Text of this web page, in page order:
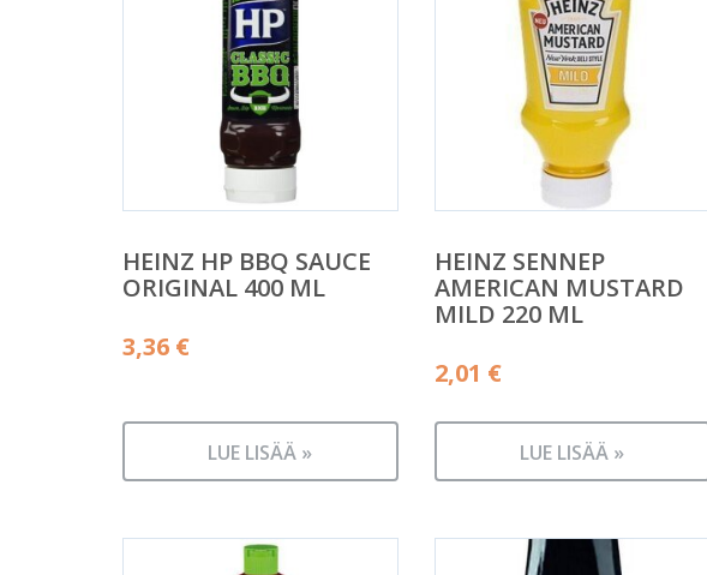
HEINZ HP BBQ SAUCE
ORIGINAL 400 ML
3,36 €
LUE LISÄÄ »
HEINZ SENNEP
AMERICAN MUSTARD
MILD 220 ML
2,01 €
LUE LISÄÄ »